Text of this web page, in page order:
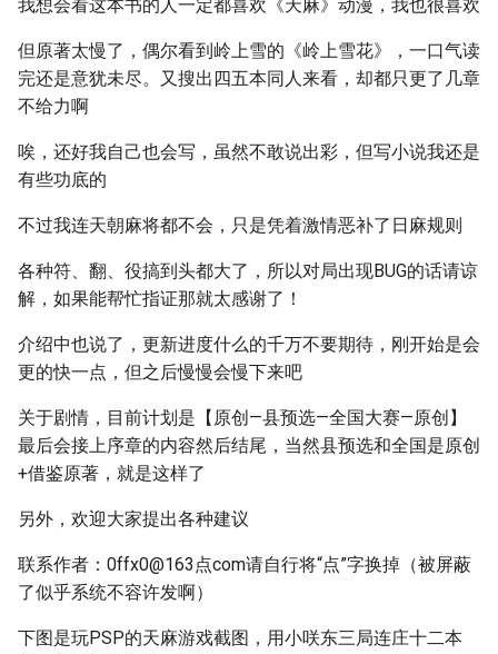
我想会看这本书的人一定都喜欢《天麻》动漫，我也很喜欢
但原著太慢了，偶尔看到岭上雪的《岭上雪花》，一口气读
完还是意犹未尽。又搜出四五本同人来看，却都只更了几章
不给力啊
唉，还好我自己也会写，虽然不敢说出彩，但写小说我还是
有些功底的
不过我连天朝麻将都不会，只是凭着激情恶补了日麻规则
各种符、翻、役搞到头都大了，所以对局出现BUG的话请谅
解，如果能帮忙指证那就太感谢了！
介绍中也说了，更新进度什么的千万不要期待，刚开始是会
更的快一点，但之后慢慢会慢下来吧
关于剧情，目前计划是【原创—县预选—全国大赛—原创】
最后会接上序章的内容然后结尾，当然县预选和全国是原创
+借鉴原著，就是这样了
另外，欢迎大家提出各种建议
联系作者：0ffx0@163点com请自行将“点”字换掉（被屏蔽
了似乎系统不容许发啊）
下图是玩PSP的天麻游戏截图，用小咲东三局连庄十二本